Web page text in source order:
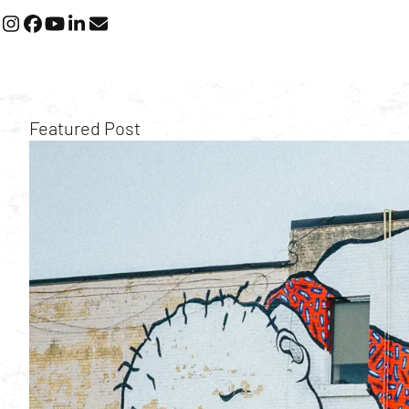
Instagram
Facebook
YouTube
LinkedIn
Email
Featured Post